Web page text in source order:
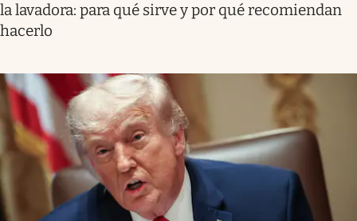
la lavadora: para qué sirve y por qué recomiendan
hacerlo